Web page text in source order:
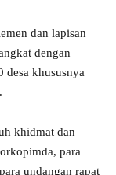
dan lapisan
dengan
desa khususnya
khidmat dan
para
undangan rapat